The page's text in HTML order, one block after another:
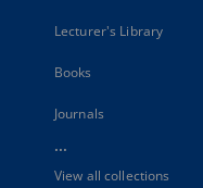
Lecturer's Library
Books
Journals
...
View all collections